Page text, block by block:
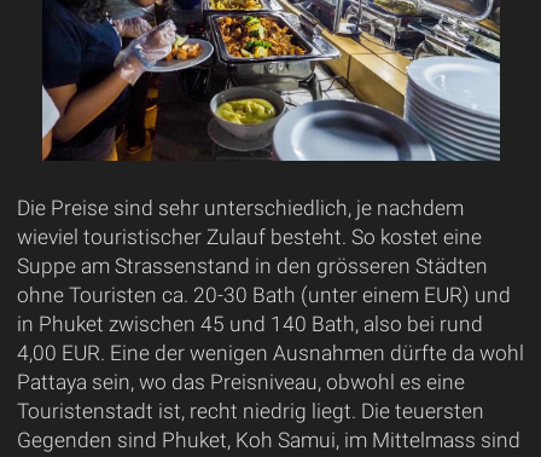
Die Preise sind sehr unterschiedlich, je nachdem
wieviel touristischer Zulauf besteht. So kostet eine
Suppe am Strassenstand in den grösseren Städten
ohne Touristen ca. 20-30 Bath (unter einem EUR) und
in Phuket zwischen 45 und 140 Bath, also bei rund
4,00 EUR. Eine der wenigen Ausnahmen dürfte da wohl
Pattaya sein, wo das Preisniveau, obwohl es eine
Touristenstadt ist, recht niedrig liegt. Die teuersten
Gegenden sind Phuket, Koh Samui, im Mittelmass sind